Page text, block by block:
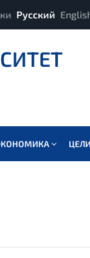
Русский